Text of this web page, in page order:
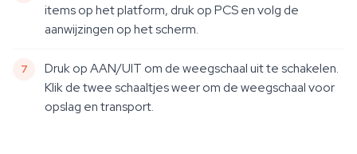
items op het platform, druk op PCS en volg de
aanwijzingen op het scherm.
Druk op AAN/UIT om de weegschaal uit te schakelen.
Klik de twee schaaltjes weer om de weegschaal voor
opslag en transport.